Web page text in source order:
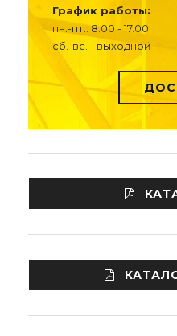
График работы:
пн.-пт.: 8.00 - 17.00
сб.-вс. - выходной